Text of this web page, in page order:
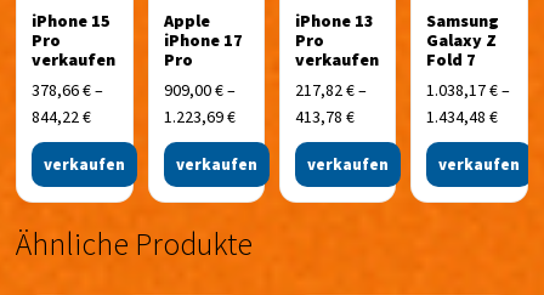
iPhone 15
Pro
verkaufen
378,66€–
844,22€
verkaufen
Apple
iPhone 17
Pro
909,00€–
1.223,69€
verkaufen
iPhone 13
Pro
verkaufen
217,82€–
413,78 €
verkaufen
Samsung
Galaxy Z
Fold 7
1.038,17€–
1.434,48€
verkaufen
Ähnliche Produkte